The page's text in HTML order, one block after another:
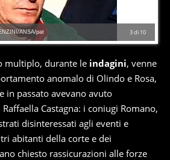
3di 10
ANSA/pat
multiplo, durante le indagini, venne
anomalo di Olindo e Rosa,
in passato avevano avuto
Castagna: i coniugi Romano,
disinteressati agli eventi e
abitanti della corte e dei
chiesto rassicurazioni alle forze